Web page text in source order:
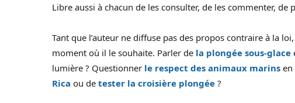
Libre aussi à chacun de les consulter, de les commenter, de
Tant que l’auteur ne diffuse pas des propos contraire à la
moment où il le souhaite. Parler de la plongée sous-glace
lumière ? Questionner le respect des animaux marins en
Rica ou de tester la croisière plongée ?